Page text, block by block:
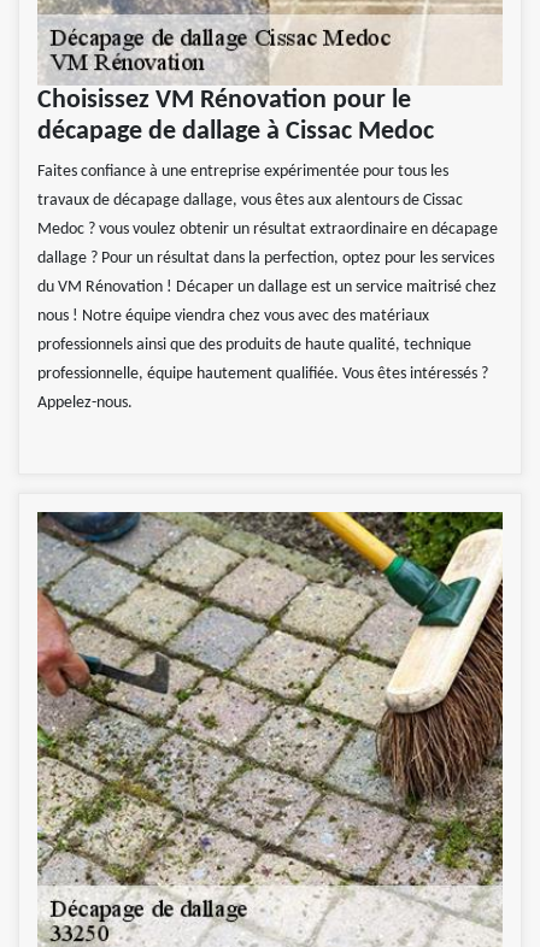
Choisissez VM Rénovation pour le
décapage de dallage à Cissac Medoc
Faites confiance à une entreprise expérimentée pour tous les
travaux de décapage dallage, vous êtes aux alentours de Cissac
Medoc ? vous voulez obtenir un résultat extraordinaire en décapage
dallage ? Pour un résultat dans la perfection, optez pour les services
du VM Rénovation ! Décaper un dallage est un service maitrisé chez
nous ! Notre équipe viendra chez vous avec des matériaux
professionnels ainsi que des produits de haute qualité, technique
professionnelle, équipe hautement qualifiée. Vous êtes intéressés ?
Appelez-nous.